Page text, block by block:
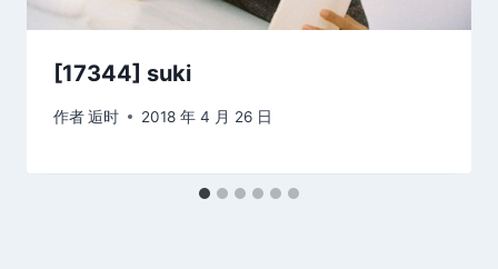
[17344] suki
作者逅时 2018 年 4 月 26 日